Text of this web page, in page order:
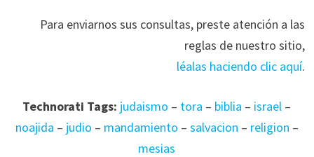
Para enviarnos sus consultas, preste atención a las
reglas de nuestro sitio,
léalas haciendo clic aquí.
Technorati Tags: judaismo – tora – biblia – israel –
noajida – judio – mandamiento – salvacion – religion –
mesias